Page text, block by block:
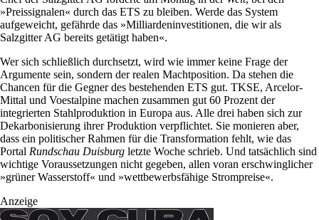
»Preissignalen« durch das ETS zu bleiben. Werde das System
aufgeweicht, gefährde das »Milliardeninvestitionen, die wir als
Salzgitter AG bereits getätigt haben«.
Wer sich schließlich durchsetzt, wird wie immer keine Frage der
Argumente sein, sondern der realen Machtposition. Da stehen die
Chancen für die Gegner des bestehenden ETS gut. TKSE, Arcelor-
Mittal und Voestalpine machen zusammen gut 60 Prozent der
integrierten Stahlproduktion in Europa aus. Alle drei haben sich zur
Dekarbonisierung ihrer Produktion verpflichtet. Sie monieren aber,
dass ein politischer Rahmen für die Transformation fehlt, wie das
Portal Rundschau Duisburg letzte Woche schrieb. Und tatsächlich sind
wichtige Voraussetzungen nicht gegeben, allen voran erschwinglicher
»grüner Wasserstoff« und »wettbewerbsfähige Strompreise«.
Anzeige